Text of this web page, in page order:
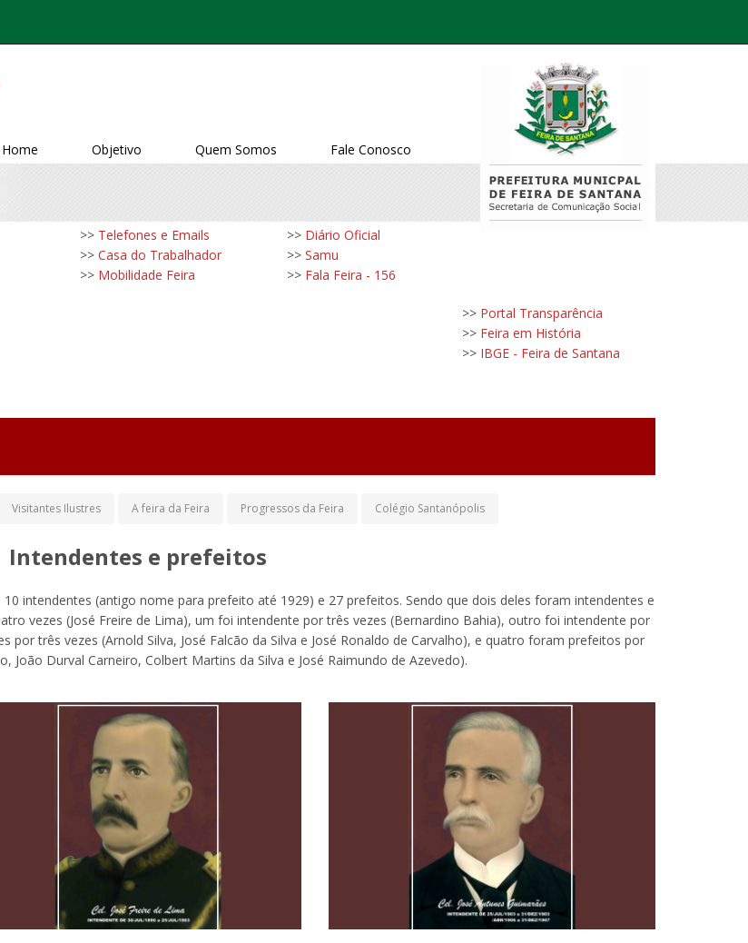
Home Objetivo Quem Somos Fale Conosco
>> Diário Oficial
>> Samu
>> Fala Feira - 156
>> Telefones e Emails
>> Casa do Trabalhador
>> Mobilidade Feira
>> Portal Transparência
>> Feira em História
>> IBGE - Feira de Santana
Visitantes Ilustres A feira da Feira Progressos da Feira Colégio Santanópolis
Intendentes e prefeitos
intendentes (antigo nome para prefeito até 1929) e 27 prefeitos. Sendo que dois deles foram intendentes e
vezes (José Freire de Lima), um foi intendente por três vezes (Bernardino Bahia), outro foi intendente por
três vezes (Arnold Silva, José Falcão da Silva e José Ronaldo de Carvalho), e quatro foram prefeitos por
João Durval Carneiro, Colbert Martins da Silva e José Raimundo de Azevedo).